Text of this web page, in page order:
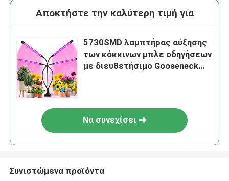
Αποκτήστε την καλύτερη τιμή για
5730SMD λαμπτήρας αύξησης
των κόκκινων μπλε οδηγήσεων
με διευθετήσιμο Gooseneck
Να συνεχίσει
Συνιστώμενα προϊόντα